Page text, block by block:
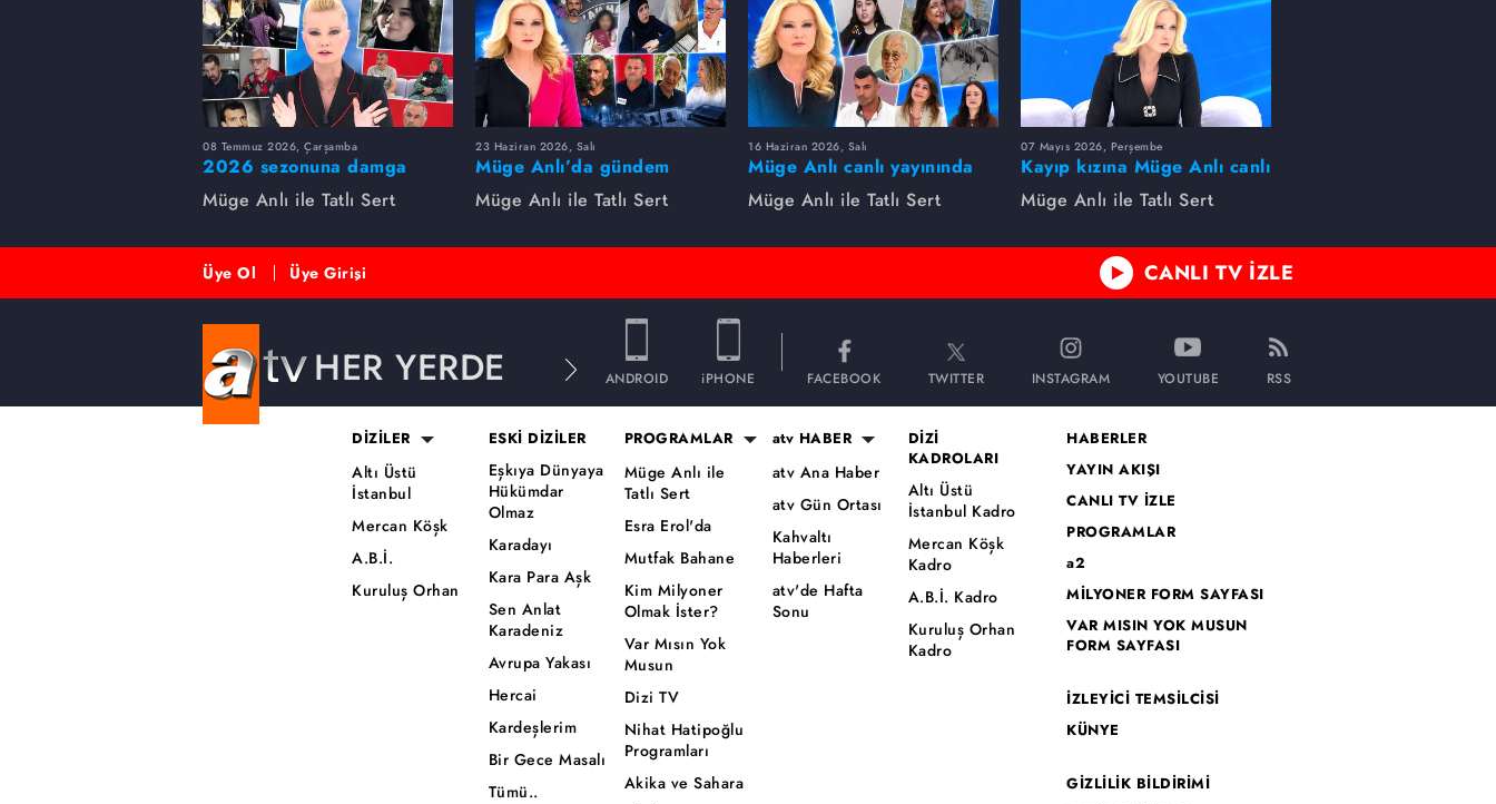
08 Temmuz 2026, Çarşamba
2026 sezonuna damga
vuran 5 Müge Anlı
dosyası...
Müge Anlı ile Tatlı Sert
23 Haziran 2026, Salı
Müge Anlı’da gündem
sarsıldı! Kayıp dosyaları ve
aile ihanetleri herkesi şoke
Müge Anlı ile Tatlı Sert
16 Haziran 2026, Salı
Müge Anlı canlı yayınında
dikkat çeken gelişmeler
yaşandı. Kayıp,
Müge Anlı ile Tatlı Sert
07 Mayıs 2026, Perşembe
Kayıp kızına Müge Anlı canlı
yayında kavuştu
Müge Anlı ile Tatlı Sert
Üye Ol Üye Girişi CANLI TV İZLE
HER YERDE ANDROID iPHONE FACEBOOK TWITTER INSTAGRAM YOUTUBE RSS
DİZİLER
Altı Üstü
İstanbul
Mercan Köşk
A.B.İ.
Kuruluş Orhan
ESKİ DİZİLER
Eşkıya Dünyaya
Hükümdar
Olmaz
Karadayı
Kara Para Aşk
Sen Anlat
Karadeniz
Avrupa Yakası
Hercai
Kardeşlerim
Bir Gece Masalı
Tümü..
PROGRAMLAR
Müge Anlı ile
Tatlı Sert
Esra Erol'da
Mutfak Bahane
Kim Milyoner
Olmak İster?
Var Mısın Yok
Musun
Dizi TV
Nihat Hatipoğlu
Programları
Akika ve Sahara
atv HABER
atv Ana Haber
atv Gün Ortası
Kahvaltı
Haberleri
atv'de Hafta
Sonu
DİZİ
KADROLARI
Altı Üstü
İstanbul Kadro
Mercan Köşk
Kadro
A.B.İ. Kadro
Kuruluş Orhan
Kadro
HABERLER
YAYIN AKIŞI
CANLI TV İZLE
PROGRAMLAR
a2
MİLYONER FORM SAYFASI
VAR MISIN YOK MUSUN
FORM SAYFASI
İZLEYİCİ TEMSİLCİSİ
KÜNYE
GİZLİLİK BİLDİRİMİ